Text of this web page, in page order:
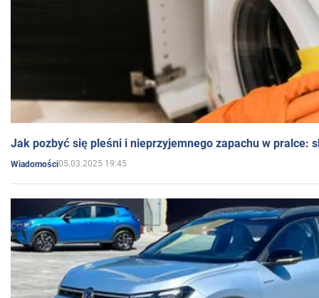
Jak pozbyć się pleśni i nieprzyjemnego zapachu w pralce:
Wiadomości05.03.2025 19:45